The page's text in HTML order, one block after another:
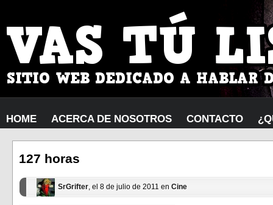
HOME ACERCA DE NOSOTROS CONTACTO
127 horas
SrGrifter, el 8 de julio de 2011 en Cine